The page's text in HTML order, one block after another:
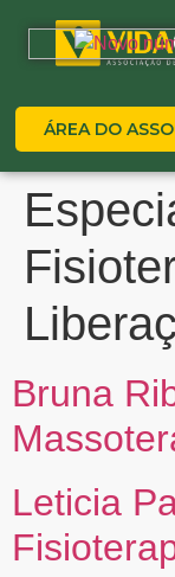
ÁREA DO
Bruna
Leticia